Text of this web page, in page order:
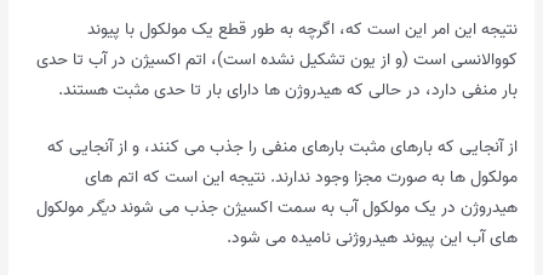
نتیجه این امر این است که، اگرچه به طور قطع یک مولکول با پیوند
کووالانسی است (و از یون تشکیل نشده است)، اتم اکسیژن در آب تا حدی
بار منفی دارد، در حالی که هیدروژن ها دارای بار تا حدی مثبت هستند.
از آنجایی که بارهای مثبت بارهای منفی را جذب می کنند، و از آنجایی که
مولکول ها به صورت مجزا وجود ندارند. نتیجه این است که اتم های
هیدروژن در یک مولکول آب به سمت اکسیژن جذب می شونددیگر مولکول
های آب این پیوند هیدروژنی نامیده می شود.